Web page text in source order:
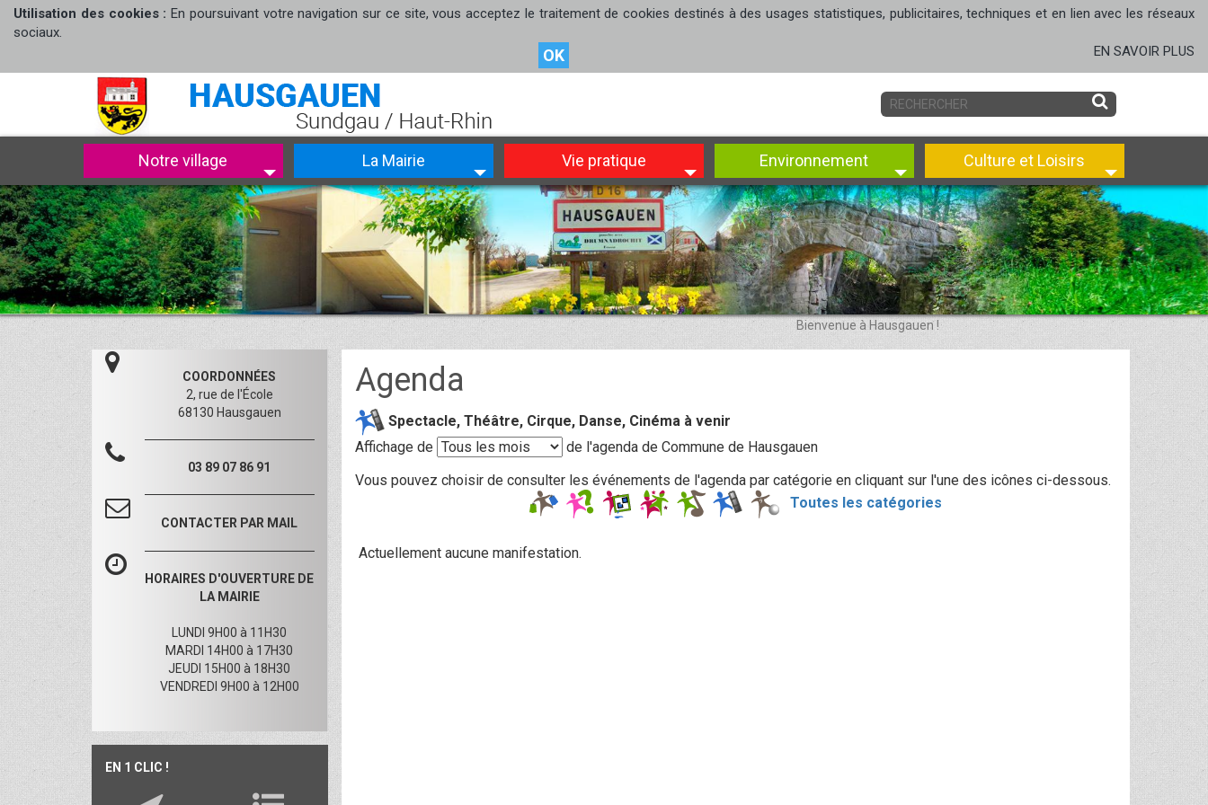
Utilisation des cookies :En poursuivant votre navigation sur ce site, vous acceptez le traitement de cookies destinés à des usages statistiques, publicitaires, techniques et en lien avec les réseaux
sociaux.
OK EN SAVOIR PLUS
Notre village La Mairie Vie pratique Environnement Culture et Loisirs
Bienvenue à Hausgauen !
Agenda
Spectacle, Théâtre, Cirque, Danse, Cinéma à venir
Affichage de
de l'agenda de Commune de Hausgauen
Vous pouvez choisir de consulter les événements de l'agenda par catégorie en cliquant sur l'une des icônes ci-dessous.
Toutes les catégories
Actuellement aucune manifestation.
COORDONNÉES
2, rue de l'École
68130 Hausgauen
03 89 07 86 91
CONTACTER PAR MAIL
HORAIRES D'OUVERTURE DE
LA MAIRIE
LUNDI 9H00 à 11H30
MARDI 14H00 à 17H30
JEUDI 15H00 à 18H30
VENDREDI 9H00 à 12H00
EN 1 CLIC !